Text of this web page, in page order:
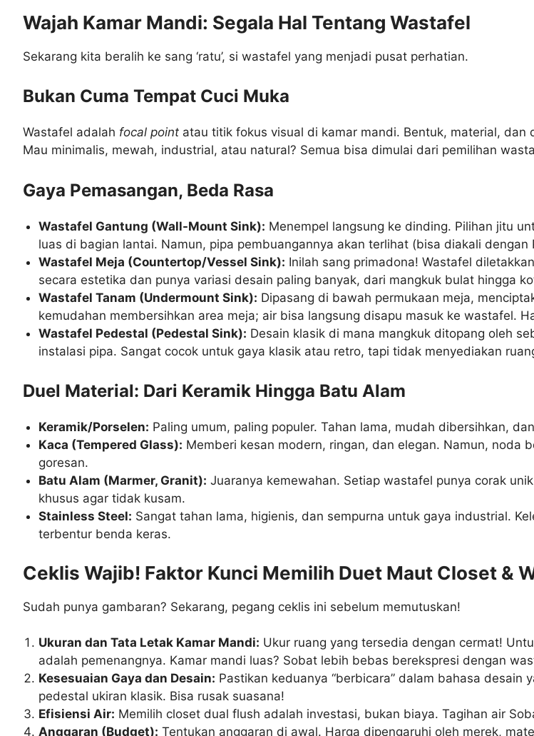
Wajah Kamar Mandi: Segala Hal Tentang Wastafel
Sekarang kita beralih ke sang ‘ratu’, si wastafel yang menjadi pusat perhatian.
Bukan Cuma Tempat Cuci Muka
Wastafel adalah focal point atau titik fokus visual di kamar mandi. Bentuk, material,
Mau minimalis, mewah, industrial, atau natural? Semua bisa dimulai dari pemilihan
Gaya Pemasangan, Beda Rasa
Wastafel Gantung (Wall-Mount Sink): Menempel langsung ke dinding. Pilihan jitu
luas di bagian lantai. Namun, pipa pembuangannya akan terlihat (bisa diakali
Wastafel Meja (Countertop/Vessel Sink): Inilah sang primadona! Wastafel
secara estetika dan punya variasi desain paling banyak, dari mangkuk bulat hingga
Wastafel Tanam (Undermount Sink): Dipasang di bawah permukaan meja,
kemudahan membersihkan area meja; air bisa langsung disapu masuk ke wastafel.
Wastafel Pedestal (Pedestal Sink): Desain klasik di mana mangkuk ditopang oleh
instalasi pipa. Sangat cocok untuk gaya klasik atau retro, tapi tidak menyediakan
Duel Material: Dari Keramik Hingga Batu Alam
Keramik/Porselen: Paling umum, paling populer. Tahan lama, mudah dibersihkan,
Kaca (Tempered Glass): Memberi kesan modern, ringan, dan elegan. Namun,
goresan.
Batu Alam (Marmer, Granit): Juaranya kemewahan. Setiap wastafel punya corak
khusus agar tidak kusam.
Stainless Steel: Sangat tahan lama, higienis, dan sempurna untuk gaya industrial.
terbentur benda keras.
Ceklis Wajib! Faktor Kunci Memilih Duet Maut Closet &
Sudah punya gambaran? Sekarang, pegang ceklis ini sebelum memutuskan!
Ukuran dan Tata Letak Kamar Mandi: Ukur ruang yang tersedia dengan cermat!
adalah pemenangnya. Kamar mandi luas? Sobat lebih bebas berekspresi dengan
Kesesuaian Gaya dan Desain: Pastikan keduanya “berbicara” dalam bahasa
pedestal ukiran klasik. Bisa rusak suasana!
Efisiensi Air: Memilih closet dual flush adalah investasi, bukan biaya. Tagihan air
Anggaran (Budget): Tentukan anggaran di awal. Harga dipengaruhi oleh merek,